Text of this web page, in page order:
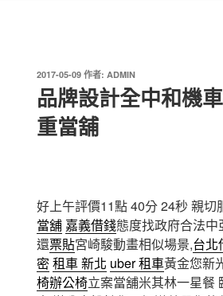
發
佈
於
2017-05-09 作者: ADMIN
品牌設計全中和機
重當舖
好上午評價11點 40分 24秒 親切
當舖 嘉義借錢態度找政府合法中
還票貼宮崎駿動畫相似場景,台北
密 租車 新北 uber 租車黃金您新
椅辦公椅立案當舖米其林一星餐